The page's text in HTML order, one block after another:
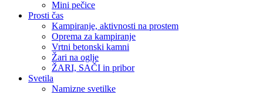
Mini pečice
Prosti čas
Kampiranje, aktivnosti na prostem
Oprema za kampiranje
Vrtni betonski kamni
Žari na oglje
ŽARI, SAČI in pribor
Svetila
Namizne svetilke